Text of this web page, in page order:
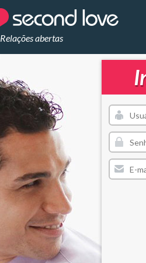
Relações abertas